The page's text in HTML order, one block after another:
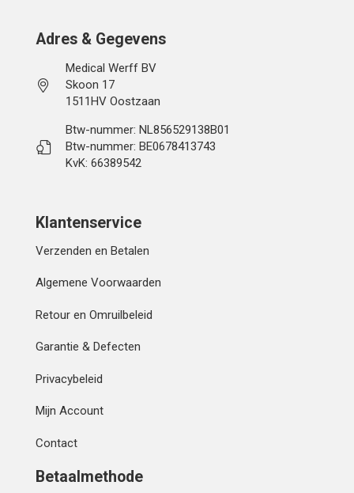
Adres & Gegevens
Medical Werff BV
Skoon 17
1511HV Oostzaan
Btw-nummer: NL856529138B01
Btw-nummer: BE0678413743
KvK: 66389542
Klantenservice
Verzenden en Betalen
Algemene Voorwaarden
Retour en Omruilbeleid
Garantie & Defecten
Privacybeleid
Mijn Account
Contact
Betaalmethode